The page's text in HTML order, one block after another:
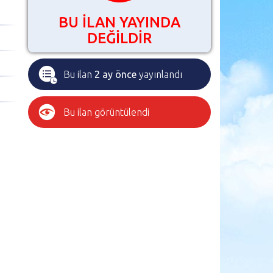
BU İLAN YAYINDA
DEĞİLDİR
Bu ilan 2 ay önce yayınlandı
Bu ilan görüntülendi